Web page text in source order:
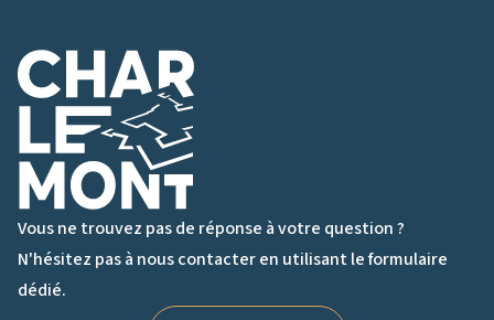
Logo de Charlemont
Vous ne trouvez pas de réponse à votre question ?
N'hésitez pas à nous contacter en utilisant le formulaire
dédié.